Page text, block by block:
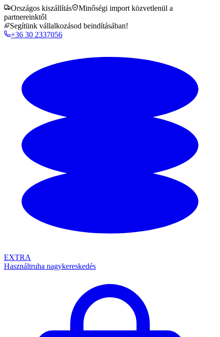
Országos kiszállítás
Minőségi import közvetlenül a
partnereinktől
Segítünk vállalkozásod beindításában!
+36 30 2337056
EXTRA
Használtruha nagykereskedés